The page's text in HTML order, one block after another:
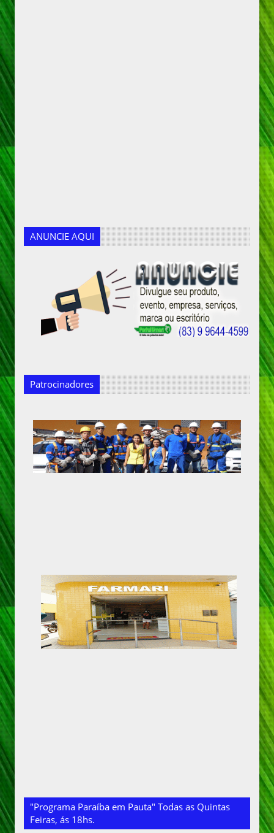
ANUNCIE AQUI
Patrocinadores
"Programa Paraíba em Pauta" Todas as Quintas
Feiras, ás 18hs.